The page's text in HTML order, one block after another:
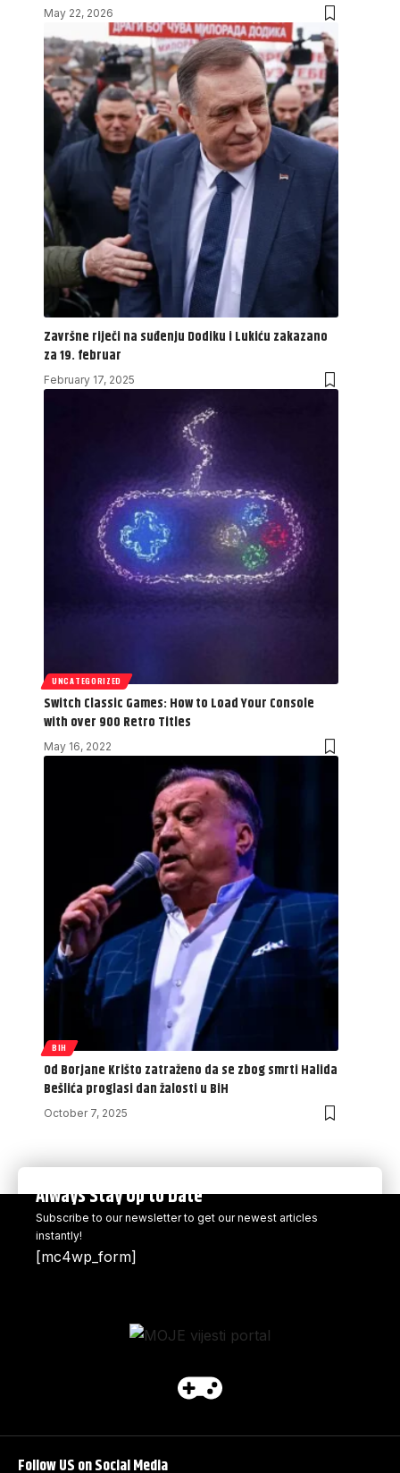
May 22, 2026
Završne riječi na suđenju Dodiku i Lukiću zakazano
za 19. februar
February 17, 2025
UNCATEGORIZED
Switch Classic Games: How to Load Your Console
with over 900 Retro Titles
May 16, 2022
BIH
Od Borjane Krišto zatraženo da se zbog smrti Halida
Bešlića proglasi dan žalosti u BiH
October 7, 2025
Always Stay Up to Date
Subscribe to our newsletter to get our newest articles
instantly!
[mc4wp_form]
Follow US on Social Media